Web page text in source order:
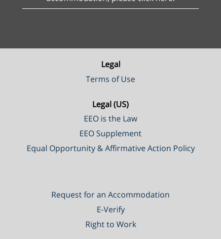
Legal
Terms of Use
Legal (US)
EEO is the Law
EEO Supplement
Equal Opportunity & Affirmative Action Policy
Request for an Accommodation
E-Verify
Right to Work